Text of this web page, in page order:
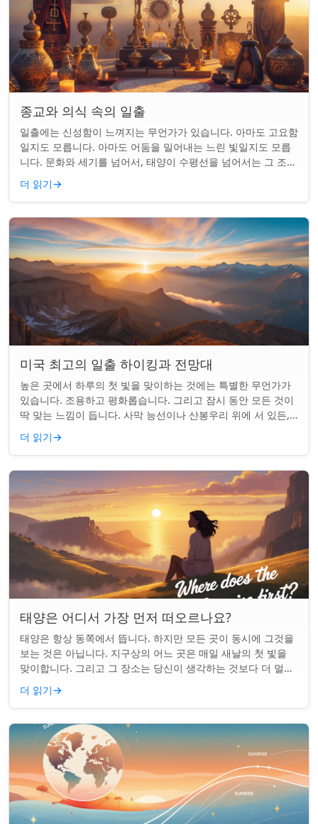
종교와 의식 속의 일출
일출에는 신성함이 느껴지는 무언가가 있습니다. 아마도 고요함
일지도 모릅니다. 아마도 어둠을 밀어내는 느린 빛일지도 모릅
니다. 문화와 세기를 넘어서, 태양이 수평선을 넘어서는 그 조용
한 순간은 단순한 아침 그 이상이었...
더 읽기→
미국 최고의 일출 하이킹과 전망대
높은 곳에서 하루의 첫 빛을 맞이하는 것에는 특별한 무언가가
있습니다. 조용하고 평화롭습니다. 그리고 잠시 동안 모든 것이
딱 맞는 느낌이 듭니다. 사막 능선이나 산봉우리 위에 서 있든,
일출 하이킹은 평범한 아침을...
더 읽기→
태양은 어디서 가장 먼저 떠오르나요?
태양은 항상 동쪽에서 뜹니다. 하지만 모든 곳이 동시에 그것을
보는 것은 아닙니다. 지구상의 어느 곳은 매일 새날의 첫 빛을
맞이합니다. 그리고 그 장소는 당신이 생각하는 것보다 더 멀리
떨어져 있습니다. 핵심 요약...
더 읽기→